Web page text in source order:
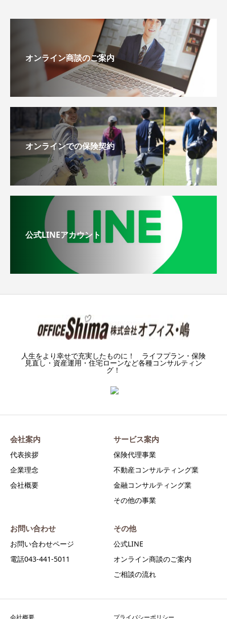
オンライン商談のご案内
オンラインでの保険契約
公式LINEアカウント
人生をより幸せで充実したものに！ ライフプラン・保険
見直し・資産運用・住宅ローンなど各種コンサルティン
グ！
会社案内
代表挨拶
企業理念
会社概要
サービス案内
保険代理事業
不動産コンサルティング業
金融コンサルティング業
その他の事業
お問い合わせ
お問い合わせページ
電話043-441-5011
その他
公式LINE
オンライン商談のご案内
ご相談の流れ
会社概要 プライバシーポリシー